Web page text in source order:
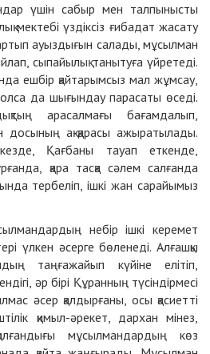
үшін сабыр мен талпынысты
мектебі үздіксіз ғибадат жасату
тартып ауыздығын салады, мұсылман
сыпайылық танытуға үйретеді.
ешбір қайтарымсыз мал жұмсау,
да шығындау парасаты өседі.
арасалмағы бағамдалып,
ақ-қарасы ажыратылады.
Қағбаны тауап еткенде,
қара тасқа сәлем салғанда
тербеліп, ішкі жан сарайымыз
небір ішкі керемет
үлкен әсерге бөленеді. Алғашқы
таңғажайып күйіне елітіп,
әр бірі Құранның түсіндірмесі
әсер қалдырғаны, осы қасиетті
қимыл-әрекет, дархан мінез,
мұсылмандардың көз